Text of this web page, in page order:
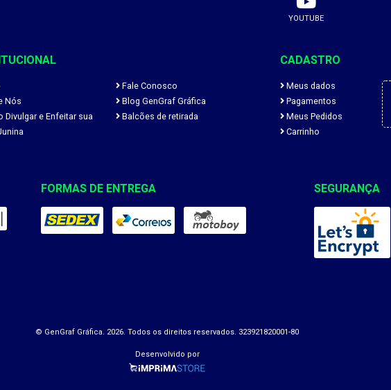
YOUTUBE
Fale Conosco
Nós
Blog GenGraf Gráfica
Divulgar e Enfeitar sua
Balcões de retirada
CADASTRO
Meus dados
Pagamentos
Meus Pedidos
Carrinho
FORMAS DE ENTREGA SEGURANÇA
© GenGraf Gráfica. 2026. Todos os direitos reservados. 323921820001-80
Desenvolvido por